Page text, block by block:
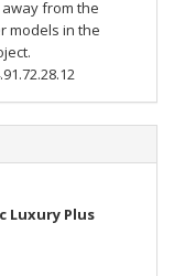
from the
models in the
Luxury Plus